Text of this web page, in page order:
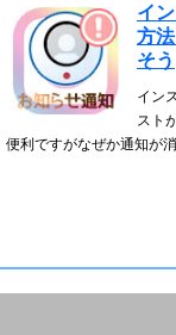
イ
方
そう
イン
スト
便利ですがなぜか通知が